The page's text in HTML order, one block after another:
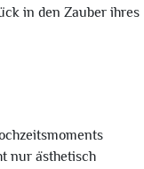
in den Zauber ihres
nur ästhetisch